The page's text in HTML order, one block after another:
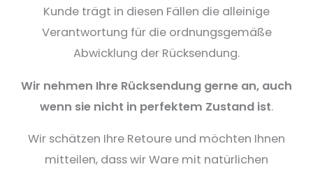
Kunde trägt in diesen Fällen die alleinige
Verantwortung für die ordnungsgemäße
Abwicklung der Rücksendung.
Wir nehmen Ihre Rücksendung gerne an, auch
wenn sie nicht in perfektem Zustand ist.
Wir schätzen Ihre Retoure und möchten Ihnen
mitteilen, dass wir Ware mit natürlichen